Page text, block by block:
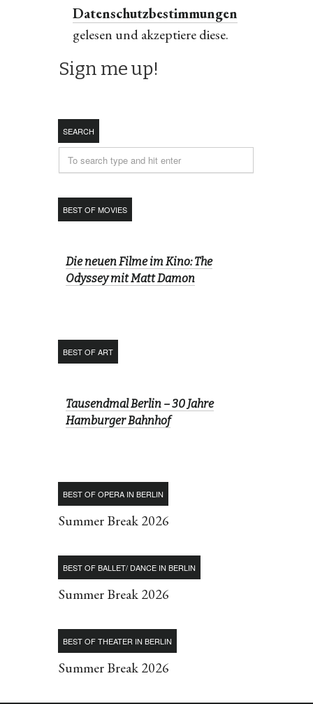
Datenschutzbestimmungen
gelesen und akzeptiere diese.
SEARCH
BEST OF MOVIES
Die neuen Filme im Kino: The
Odyssey mit Matt Damon
BEST OF ART
Tausendmal Berlin – 30 Jahre
Hamburger Bahnhof
BEST OF OPERA IN BERLIN
Summer Break 2026
BEST OF BALLET/ DANCE IN BERLIN
Summer Break 2026
BEST OF THEATER IN BERLIN
Summer Break 2026